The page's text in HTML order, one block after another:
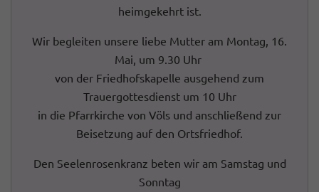
heimgekehrt ist.
Wir begleiten unsere liebe Mutter am Montag, 16.
Mai, um 9.30 Uhr
von der Friedhofskapelle ausgehend zum
Trauergottesdienst um 10 Uhr
in die Pfarrkirche von Völs und anschließend zur
Beisetzung auf den Ortsfriedhof.
Den Seelenrosenkranz beten wir am Samstag und
Sonntag